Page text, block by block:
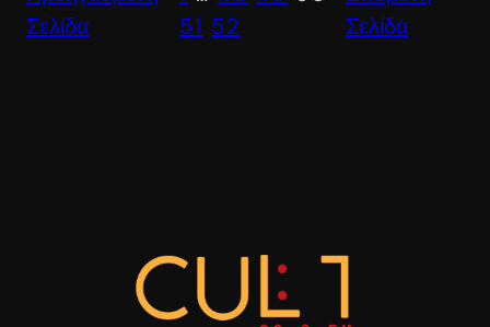
Σελίδα
51 52
Σελίδα